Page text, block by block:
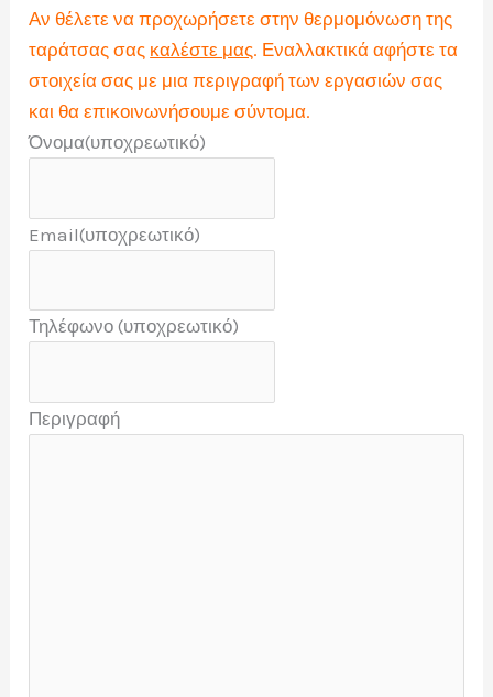
Αν θέλετε να προχωρήσετε στην θερμομόνωση της
ταράτσας σας καλέστε μας. Εναλλακτικά αφήστε τα
στοιχεία σας με μια περιγραφή των εργασιών σας
και θα επικοινωνήσουμε σύντομα.
Όνομα(υποχρεωτικό)
Email(υποχρεωτικό)
Τηλέφωνο(υποχρεωτικό)
Περιγραφή